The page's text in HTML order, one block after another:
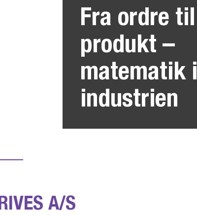
Fra ordre til
produkt –
matematik i
industrien
A/S